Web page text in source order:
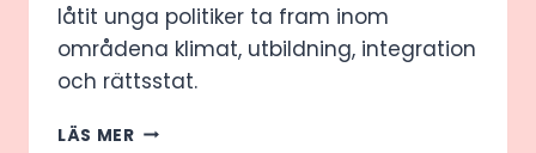
låtit unga politiker ta fram inom
områdena klimat, utbildning, integration
och rättsstat.
LÄS MERTANKESMEDJAN